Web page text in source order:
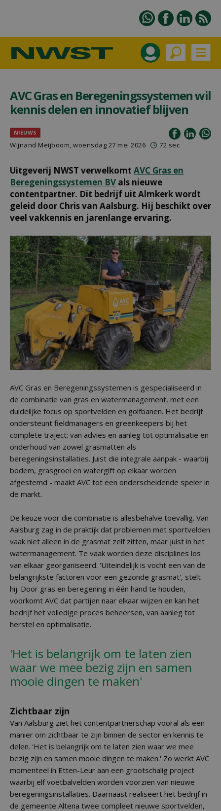
AVC Gras en Beregeningssystemen wil
kennis delen en innovatief blijven
NIEUWS
Wijnand Meijboom, woensdag 27 mei 2026 72 sec
Uitgeverij NWST verwelkomt AVC Gras en
Beregeningssystemen BV als nieuwe
contentpartner. Dit bedrijf uit Almkerk wordt
geleid door Chris van Aalsburg. Hij beschikt over
veel vakkennis en jarenlange ervaring.
AVC Gras en Beregeningssystemen is gespecialiseerd in
de combinatie van gras en watermanagement, met een
duidelijke focus op sportvelden en golfbanen. Het bedrijf
ondersteunt fieldmanagers en greenkeepers bij het
complete traject: van advies en aanleg tot optimalisatie en
onderhoud van zowel grasmatten als
beregeningsinstallaties. Juist die integrale aanpak - waarbij
bodem, grasgroei en watergift op elkaar worden
afgestemd - maakt AVC tot een onderscheidende speler in
de markt.
De keuze voor die combinatie is allesbehalve toevallig. Van
Aalsburg zag in de praktijk dat problemen met sportvelden
vaak niet alleen in de grasmat zelf zitten, maar juist in het
watermanagement. Te vaak worden deze disciplines los
van elkaar georganiseerd. 'Uiteindelijk is vocht een van de
belangrijkste factoren voor een gezonde grasmat', stelt
hij. Door gras en beregening in één hand te houden,
voorkomt AVC dat partijen naar elkaar wijzen en kan het
bedrijf het volledige proces beheersen, van aanleg tot
herstel en optimalisatie.
'Het is belangrijk om te laten zien
waar we mee bezig zijn en samen
mooie dingen te maken'
Zichtbaar zijn
Van Aalsburg ziet het contentpartnerschap vooral als een
manier om zichtbaar te zijn binnen de sector en kennis te
delen. 'Het is belangrijk om te laten zien waar we mee
bezig zijn en samen mooie dingen te maken.' Zo werkt AVC
momenteel in Etten-Leur aan een grootschalig project
waarbij elf voetbalvelden worden voorzien van nieuwe
beregeningsinstallaties. Daarnaast realiseert het bedrijf in
de gemeente Altena twee compleet nieuwe sportvelden,